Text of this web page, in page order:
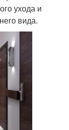
ухода и
вида.